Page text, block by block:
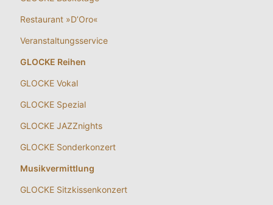
Restaurant »D’Oro«
Veranstaltungsservice
GLOCKE Reihen
GLOCKE Vokal
GLOCKE Spezial
GLOCKE JAZZnights
GLOCKE Sonderkonzert
Musikvermittlung
GLOCKE Sitzkissenkonzert